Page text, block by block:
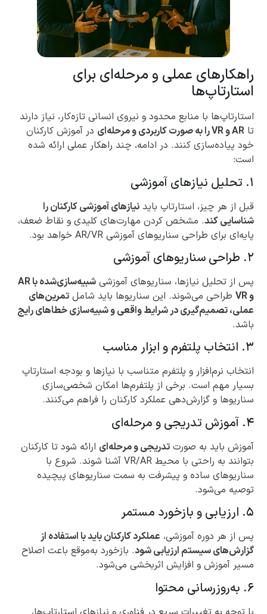
راهکارهای عملی و مرحله‌ای برای
استارتاپ‌ها
استارتاپ‌ها با منابع محدود و نیروی انسانی تازه‌کار، نیاز دارند
تا AR و VR را به صورت کاربردی و مرحله‌ای
در آموزش کارکنان
خود پیاده‌سازی کنند. در ادامه، چند راهکار عملی ارائه شده
است:
۱. تحلیل نیازهای آموزشی
قبل از هر چیز، استارتاپ باید نیازهای آموزشی کارکنان را
شناسایی کند. مشخص کردن مهارت‌های کلیدی و نقاط ضعف،
پایه‌ای برای طراحی سناریوهای آموزشی AR/VR خواهد بود.
۲. طراحی سناریوهای آموزشی
پس از تحلیل نیازها، سناریوهای آموزشی
شبیه‌سازی‌شده با AR
و VR
طراحی می‌شوند. این سناریوها باید شامل تمرین‌های
عملی، تصمیم‌گیری در شرایط واقعی و شبیه‌سازی خطاهای رایج
باشد.
۳. انتخاب پلتفرم و ابزار مناسب
انتخاب نرم‌افزار و پلتفرم متناسب با نیازها و بودجه استارتاپ
بسیار مهم است. برخی از پلتفرم‌ها امکان شخصی‌سازی
سناریوها و گزارش‌دهی عملکرد کارکنان را فراهم می‌کنند.
۴. آموزش تدریجی و مرحله‌ای
آموزش باید به صورت تدریجی و مرحله‌ای ارائه شود تا کارکنان
بتوانند به راحتی با محیط VR/AR آشنا شوند. شروع با
سناریوهای ساده و پیشرفت به سمت سناریوهای پیچیده
توصیه می‌شود.
۵. ارزیابی و بازخورد مستمر
پس از هر دوره آموزشی، عملکرد کارکنان باید با استفاده از
گزارش‌های سیستم ارزیابی شود. بازخورد به‌موقع باعث اصلاح
مسیر آموزش و افزایش اثربخشی می‌شود.
۶. به‌روزرسانی محتوا